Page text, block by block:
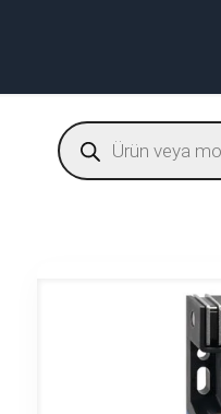
Products
search